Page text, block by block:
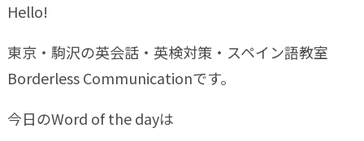
Hello!
東京・駒沢の英会話・英検対策・スペイン語教室
Borderless Communicationです。
今日のWord of the dayは